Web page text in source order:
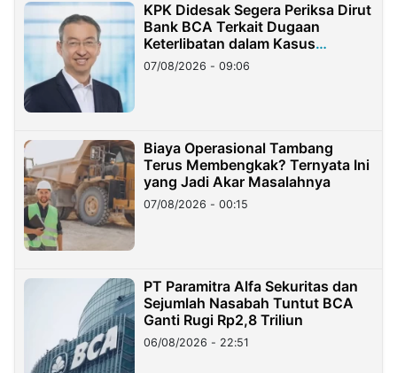
KPK Didesak Segera Periksa Dirut
Bank BCA Terkait Dugaan
Keterlibatan dalam Kasus
Hilangnya Dana Nasabah Rp2,58
Miliar
07/08/2026 - 09:06
Biaya Operasional Tambang
Terus Membengkak? Ternyata Ini
yang Jadi Akar Masalahnya
07/08/2026 - 00:15
PT Paramitra Alfa Sekuritas dan
Sejumlah Nasabah Tuntut BCA
Ganti Rugi Rp2,8 Triliun
06/08/2026 - 22:51